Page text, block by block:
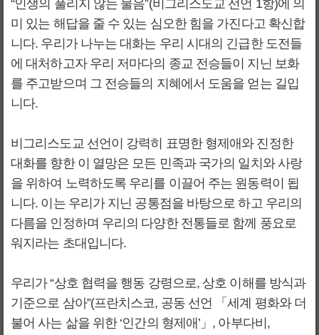
“인생의 풀리지 않는 물음”(비그리스도교 선언 1항)에 의
미 있는 해답을 줄 수 있는 심오한 힘을 가진다고 확신합
니다. 우리가 나누는 대화는 우리 시대의 긴급한 도전들
에 대처하고자 우리 저마다의 종교 전승들이 지닌 보화
를 주고받으며 그 전승들의 지혜에서 도움을 얻는 길입
니다.
비그리스도교 선언이 강력히 표명한 형제애와 진정한
대화를 향한 이 열망은 모든 민족과 국가의 일치와 사랑
을 위하여 노력하도록 우리를 이끌어 주는 원동력이 됩
니다. 이는 우리가 지닌 공통점을 바탕으로 하고 우리의
다름을 인정하며 우리의 다양한 전통들로 함께 풍요로
워지라는 초대입니다.
우리가 “상호 협력을 행동 강령으로, 상호 이해를 방식과
기준으로 삼아”(프란치스코, 공동 선언 「세계 평화와 더
불어 사는 삶을 위한 ‘인간의 형제애’」, 아부다비,